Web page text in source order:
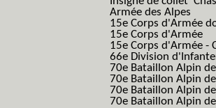
Armée des Alpes
15e Corps d'Armée
15e Corps d'Armée
15e Corps d'Armée -
66e Division
70e Bataillon Alpin
70e Bataillon Alpin
70e Bataillon Alpin
70e Bataillon Alpin